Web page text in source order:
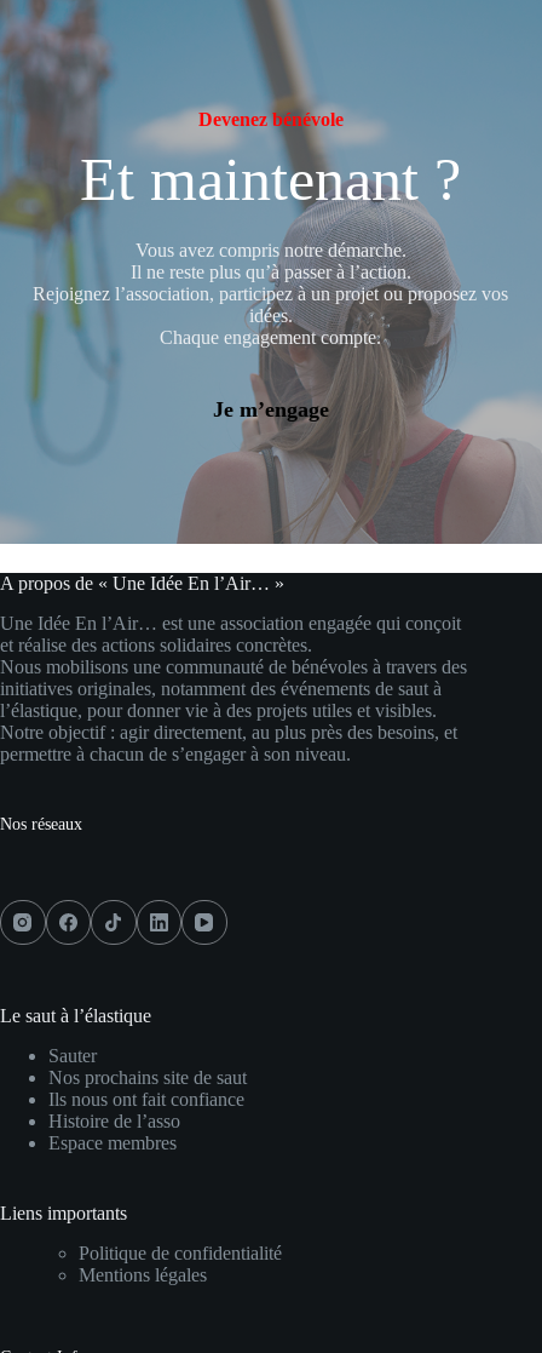
Devenez bénévole
Et maintenant ?
Vous avez compris notre démarche.
Il ne reste plus qu’à passer à l’action.
Rejoignez l’association, participez à un projet ou proposez vos
idées.
Chaque engagement compte.
Je m’engage
A propos de « Une Idée En l’Air… »
Une Idée En l’Air… est une association engagée qui conçoit
et réalise des actions solidaires concrètes.
Nous mobilisons une communauté de bénévoles à travers des
initiatives originales, notamment des événements de saut à
l’élastique, pour donner vie à des projets utiles et visibles.
Notre objectif : agir directement, au plus près des besoins, et
permettre à chacun de s’engager à son niveau.
Nos réseaux
Le saut à l’élastique
Sauter
Nos prochains site de saut
Ils nous ont fait confiance
Histoire de l’asso
Espace membres
Liens importants
Politique de confidentialité
Mentions légales